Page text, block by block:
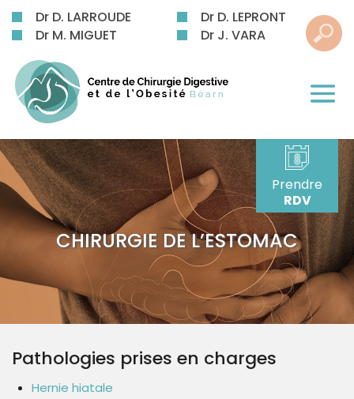
Dr D. LARROUDE
Dr D. LEPRONT
Dr M. MIGUET
Dr J. VARA
Prendre
RDV
CHIRURGIE DE L’ESTOMAC
Pathologies prises en charges
Hernie hiatale